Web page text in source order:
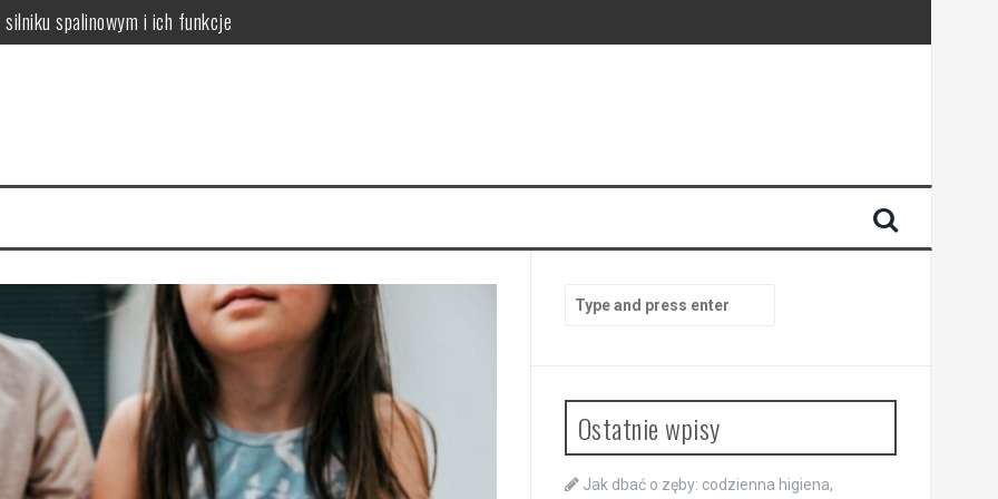
spalinowym i ich funkcje
klasie: Przewodnik dla rodziców i uczniów
angielskim? Przewodnik dla zaawansowanych uczniów
studia krok po kroku
Search
for:
Ostatnie wpisy
Jak dbać o zęby: codzienna higiena,